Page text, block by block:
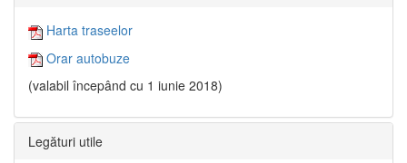
Harta traseelor
Orar autobuze
(valabil începând cu 1 iunie 2018)
Legături utile